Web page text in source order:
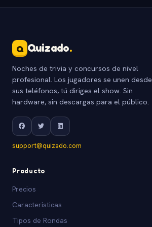
Q Quizado.
Noches de trivia y concursos de nivel
profesional. Los jugadores se unen desde
sus teléfonos, tú diriges el show. Sin
hardware, sin descargas para el público.
support@quizado.com
Producto
Precios
Caracteristicas
Tipos de Rondas